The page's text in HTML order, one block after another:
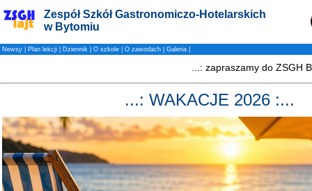
Zespół Szkół Gastronomiczo-Hotelarskich
w Bytomiu
Newsy Plan lekcji Dziennik O szkole O zawodach Galeria
...: WAKACJE 2026 :...